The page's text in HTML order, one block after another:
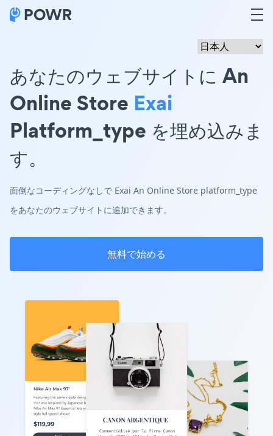
あなたのウェブサイトに An
Online Store Exai
Platform_type を埋め込みま
す。
面倒なコーディングなしで Exai An Online Store platform_type
をあなたのウェブサイトに追加できます。
無料で始める